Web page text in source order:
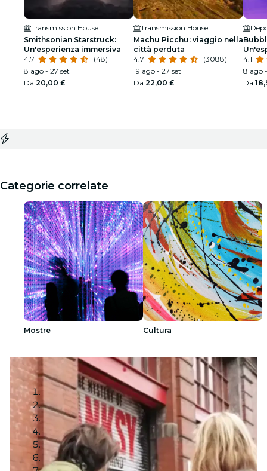
Transmission House
Smithsonian Starstruck:
Un'esperienza immersiva
4.7
(48)
8 ago - 27 set
Da 20,00 £
Transmission House
Machu Picchu: viaggio nella
città perduta
4.7
(3088)
19 ago - 27 set
Da 22,00 £
4.1
8 ago
Da
Categorie correlate
Mostre Cultura